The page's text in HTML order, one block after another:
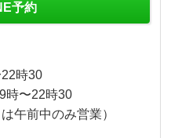
予約
時30
〜22時30
午前中のみ営業）